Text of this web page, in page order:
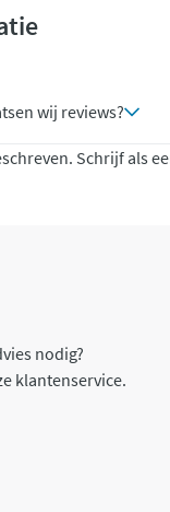
wij reviews?
Schrijf als
nodig?
klantenservice.